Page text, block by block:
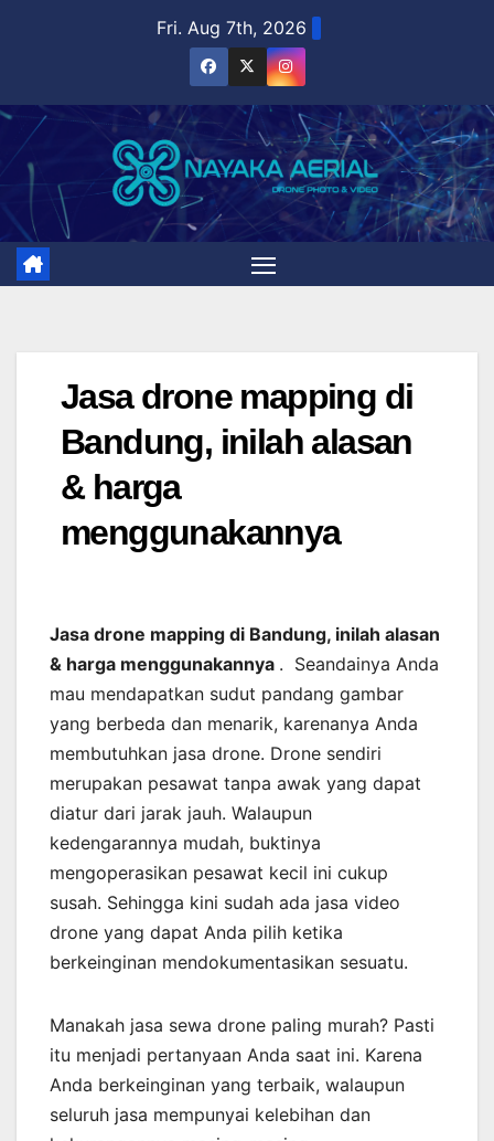
Fri. Aug 7th, 2026
Jasa drone mapping di
Bandung, inilah alasan
& harga
menggunakannya
Jasa drone mapping di Bandung, inilah alasan
& harga menggunakannya . Seandainya Anda
mau mendapatkan sudut pandang gambar
yang berbeda dan menarik, karenanya Anda
membutuhkan jasa drone. Drone sendiri
merupakan pesawat tanpa awak yang dapat
diatur dari jarak jauh. Walaupun
kedengarannya mudah, buktinya
mengoperasikan pesawat kecil ini cukup
susah. Sehingga kini sudah ada jasa video
drone yang dapat Anda pilih ketika
berkeinginan mendokumentasikan sesuatu.
Manakah jasa sewa drone paling murah? Pasti
itu menjadi pertanyaan Anda saat ini. Karena
Anda berkeinginan yang terbaik, walaupun
seluruh jasa mempunyai kelebihan dan